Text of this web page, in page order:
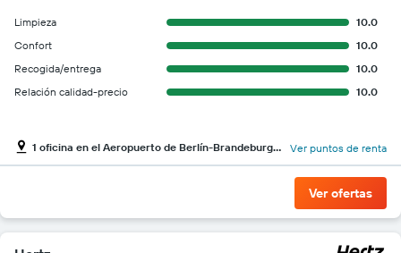
Limpieza
10.0
Confort
10.0
Recogida/entrega
10.0
Relación calidad-precio
10.0
1 oficina en el Aeropuerto de Berlín-Brandeburgo Willy Brandt Ver puntos de renta
Ver ofertas